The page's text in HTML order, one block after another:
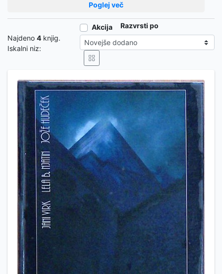
Poglej več
Najdeno 4 knjig.
Iskalni niz:
Akcija Razvrsti po